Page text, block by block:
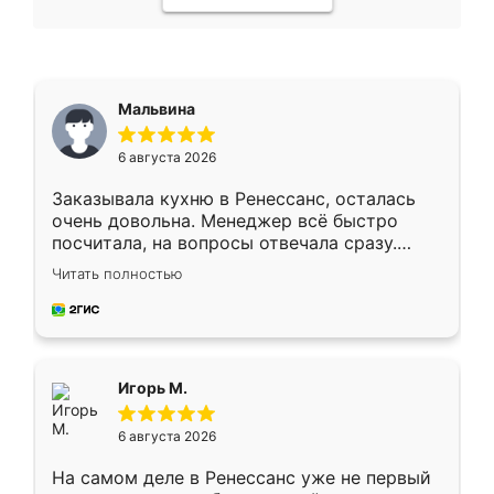
Мальвина
6 августа 2026
Заказывала кухню в Ренессанс, осталась
очень довольна. Менеджер всё быстро
посчитала, на вопросы отвечала сразу.
Замерщик приехал в субботу, подошёл к
делу со всей ответственностью. Собрали
за день, ребята работали аккуратно, даже
Читать полностью
Игорь М.
6 августа 2026
На самом деле в Ренессанс уже не первый